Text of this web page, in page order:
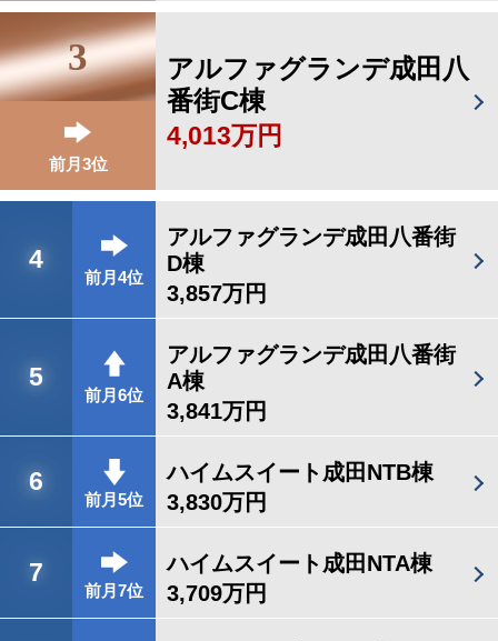
3
前月3位
アルファグランデ成田八
番街C棟
4,013万円
4
前月4位
アルファグランデ成田八番街
D棟
3,857万円
5
前月6位
アルファグランデ成田八番街
A棟
3,841万円
6
前月5位
ハイムスイート成田NTB棟
3,830万円
7
前月7位
ハイムスイート成田NTA棟
3,709万円